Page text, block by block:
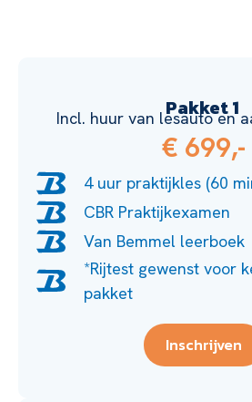
Pakket 1
Incl. huur van lesauto en
€ 699,-
4 uur praktijkles (60
CBR Praktijkexamen
Van Bemmel leerboek
*Rijtest gewenst voor
pakket
Inschrijven